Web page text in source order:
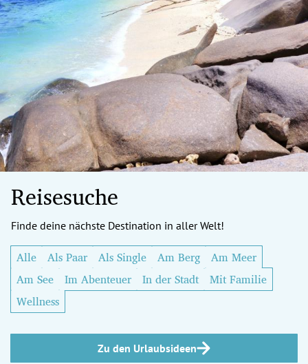
Reisesuche
Finde deine nächste Destination in aller Welt!
Alle Als Paar Als Single Am Berg
Am Meer
Am See
Im Abenteuer In der Stadt
Mit Familie
Wellness
Zu den Urlaubsideen